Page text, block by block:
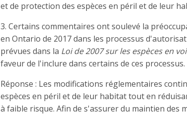
et de protection des espèces en péril et de leur
3. Certains commentaires ont soulevé la
en Ontario de 2017 dans les processus
prévues dans la Loi de 2007 sur les espèces en
faveur de l'inclure dans certains de ces processus.
Réponse : Les modifications réglementaires
espèces en péril et de leur habitat tout en
à faible risque. Afin de s'assurer du maintien des